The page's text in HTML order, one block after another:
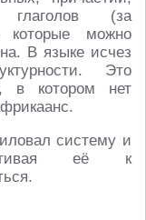
глаголов (за
которые можно
В языке исчез
Это
в котором нет
систему и
её к